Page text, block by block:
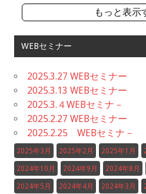
もっと表示
WEBセミナー
2025.3.27 WEBセミナー
2025.3.13 WEBセミナー
2025.3.４WEBセミナ－
2025.2.27 WEBセミナー
2025.2.25 WEBセミナ－
2025年3月 2025年2月 2025年1月
2024年10月 2024年9月 2024年8月
2024年5月 2024年4月 2024年3月